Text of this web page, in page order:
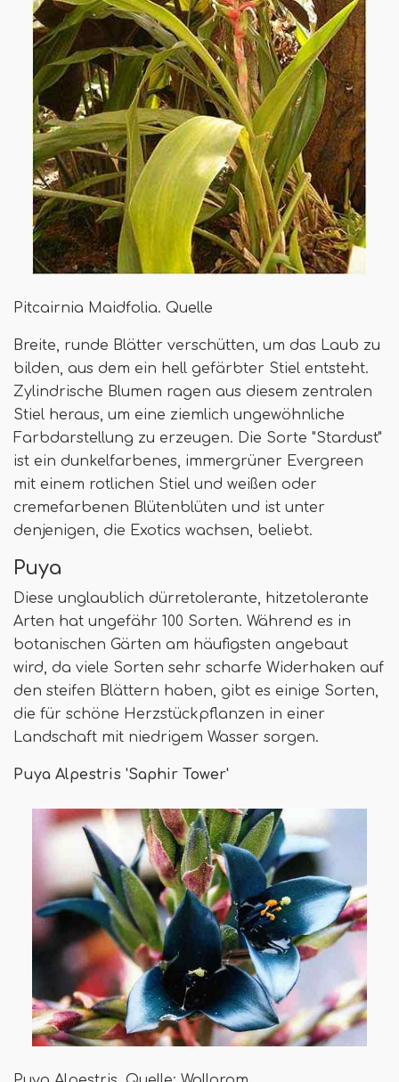
Pitcairnia Maidfolia. Quelle
Breite, runde Blätter verschütten, um das Laub zu
bilden, aus dem ein hell gefärbter Stiel entsteht.
Zylindrische Blumen ragen aus diesem zentralen
Stiel heraus, um eine ziemlich ungewöhnliche
Farbdarstellung zu erzeugen. Die Sorte "Stardust"
ist ein dunkelfarbenes, immergrüner Evergreen
mit einem rotlichen Stiel und weißen oder
cremefarbenen Blütenblüten und ist unter
denjenigen, die Exotics wachsen, beliebt.
Puya
Diese unglaublich dürretolerante, hitzetolerante
Arten hat ungefähr 100 Sorten. Während es in
botanischen Gärten am häufigsten angebaut
wird, da viele Sorten sehr scharfe Widerhaken auf
den steifen Blättern haben, gibt es einige Sorten,
die für schöne Herzstückpflanzen in einer
Landschaft mit niedrigem Wasser sorgen.
Puya Alpestris 'Saphir Tower'